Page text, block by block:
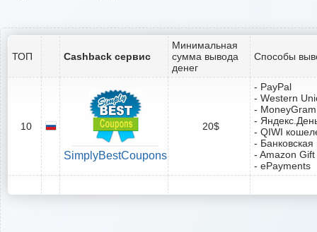
ТОП Cashback сервис
Минимальная
сумма вывода
денег
Способы
10
SimplyBestCoupons
20$
- PayPal
- Western
- MoneyGram
-
- QIWI
-
- Amazon
- ePayments